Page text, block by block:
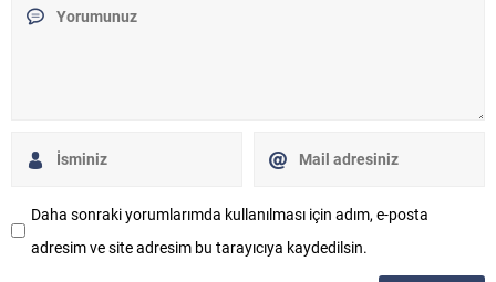
Daha sonraki yorumlarımda kullanılması için adım, e-posta
adresim ve site adresim bu tarayıcıya kaydedilsin.